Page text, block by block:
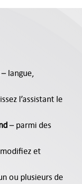
langue,
l’assistant le
– parmi des
et
ou plusieurs de